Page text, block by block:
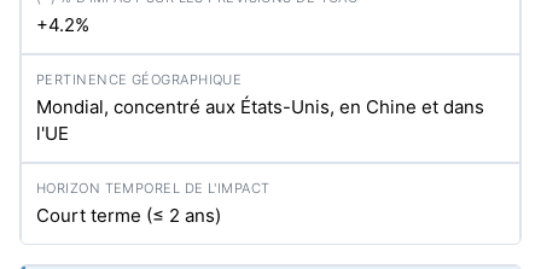
+4.2%
Mondial, concentré aux États-Unis, en Chine et dans
l'UE
Court terme (≤ 2 ans)